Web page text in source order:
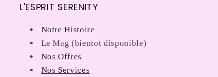
L'ESPRIT SERENITY
Notre Histoire
Le Mag (bientot disponible)
Nos Offres
Nos Services